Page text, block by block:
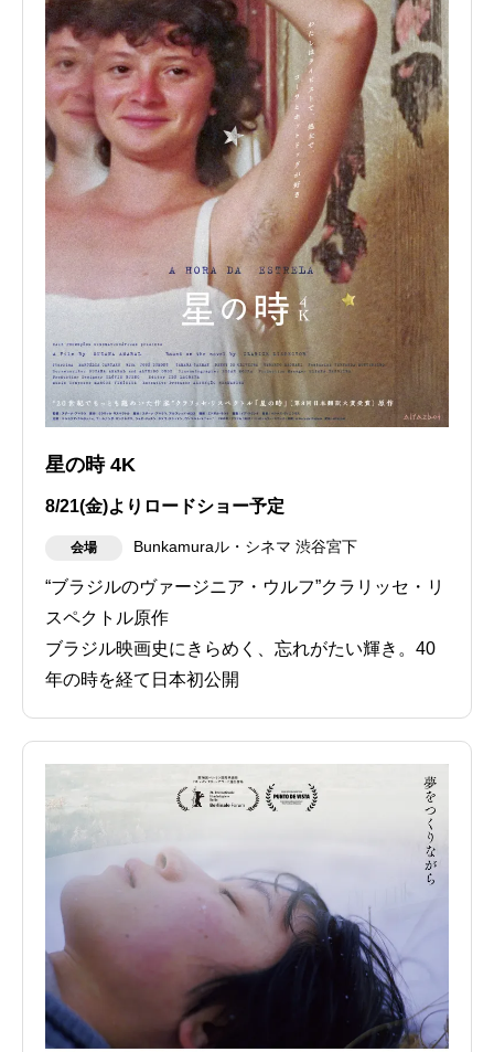
星の時 4K
8/21(金)よりロードショー予定
会場 Bunkamuraル・シネマ 渋谷宮下
“ブラジルのヴァージニア・ウルフ”クラリッセ・リ
スペクトル原作
ブラジル映画史にきらめく、忘れがたい輝き。40
年の時を経て日本初公開